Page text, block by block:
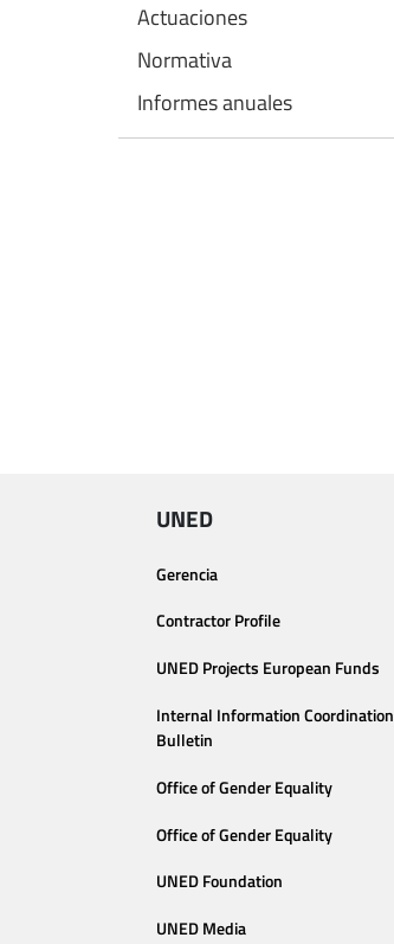
Actuaciones
Normativa
Informes anuales
UNED
Gerencia
Contractor Profile
UNED Projects European Funds
Internal Information Coordination
Bulletin
Office of Gender Equality
Office of Gender Equality
UNED Foundation
UNED Media